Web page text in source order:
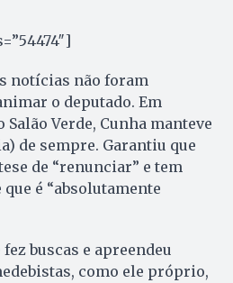
notícias não foram
o deputado. Em
Verde, Cunha manteve
de sempre. Garantiu que
de “renunciar” e tem
é “absolutamente
buscas e apreendeu
como ele próprio,